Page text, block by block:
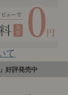
て
好評発売中